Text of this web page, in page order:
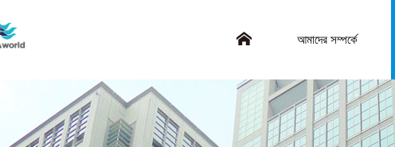
আমাদের সম্পর্কে